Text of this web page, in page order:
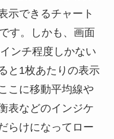
示できるチャート
す。しかも、画面
ンチ程度しかない
と1枚あたりの表示
こに移動平均線や
表などのインジケ
らけになってロー